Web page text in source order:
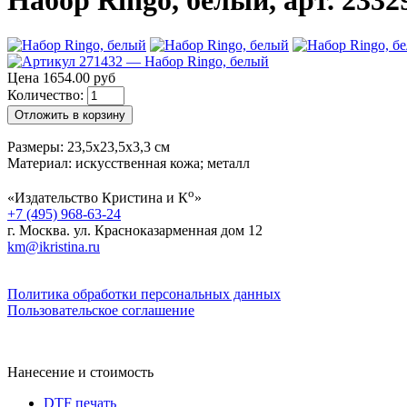
Цена 1654.00 руб
Количество:
Отложить в корзину
Размеры: 23,5х23,5х3,3 см
Материал: искусственная кожа; металл
«Издательство Кристина и Ко»
+7 (495) 968-63-24
г. Москва. ул. Красноказарменная дом 12
km@ikristina.ru
Политика обработки персональных данных
Пользовательское соглашение
Нанесение и стоимость
DTF печать